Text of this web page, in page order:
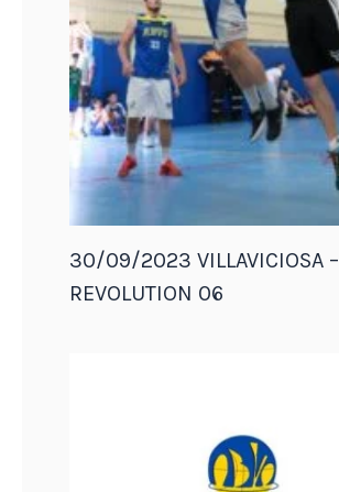
30/09/2023 VILLAVICIOSA –
REVOLUTION 06